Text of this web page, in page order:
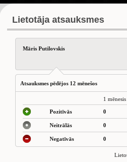
Lietotāja atsauksmes
Māris Putilovskis
Atsauksmes pēdējos 12 mēnešos
1 mēnesis
Pozitīvās 0
Neitrālās 0
Negatīvās 0